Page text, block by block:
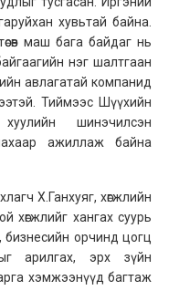
хувьтай байна.
маш бага байдаг нь
нэг шалтгаан
авлагатай компанид
Тиймээс Шүүхийн
шинэчилсэн
ажиллаж байна
Х.Ганхуяг, хөгжлийн
хөгжлийг хангах суурь
бизнесийн орчинд цогц
арилгах, эрх зүйн
хэмжээнүүд багтаж